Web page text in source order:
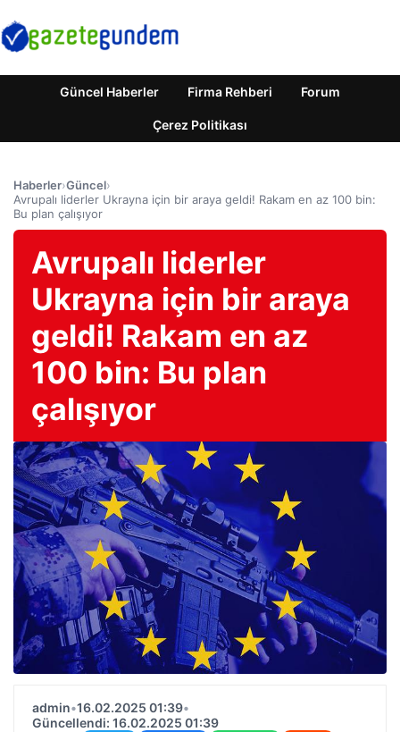
Güncel Haberler Firma Rehberi Forum
Çerez Politikası
Haberler›Güncel›
Avrupalı ​​liderler Ukrayna için bir araya geldi! Rakam en az 100 bin:
Bu plan çalışıyor
Avrupalı ​​liderler
Ukrayna için bir araya
geldi! Rakam en az
100 bin: Bu plan
çalışıyor
admin•16.02.2025 01:39•
Güncellendi: 16.02.2025 01:39